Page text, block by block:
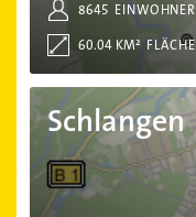
EINWOHNER
8645
FLÄCHE
60.04 KM²
Schlangen
Schlangen